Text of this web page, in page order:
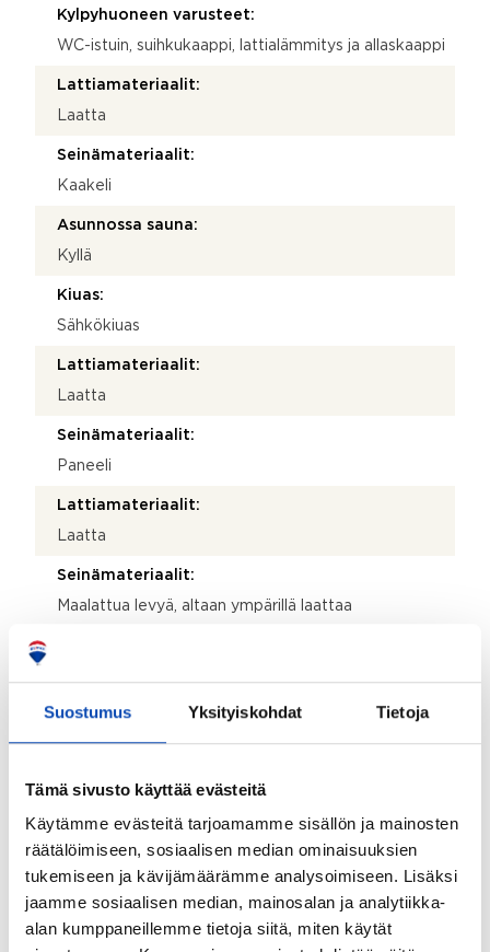
Suostumus Yksityiskohdat Tietoja
Tämä sivusto käyttää evästeitä
Käytämme evästeitä tarjoamamme sisällön ja mainosten
räätälöimiseen, sosiaalisen median ominaisuuksien
tukemiseen ja kävijämäärämme analysoimiseen. Lisäksi
jaamme sosiaalisen median, mainosalan ja analytiikka-
alan kumppaneillemme tietoja siitä, miten käytät
Kylpyhuoneen varusteet:
WC-istuin, suihkukaappi, lattialämmitys ja allaskaappi
Lattiamateriaalit:
Laatta
Seinämateriaalit:
Kaakeli
Asunnossa sauna:
Kyllä
Kiuas:
Sähkökiuas
Lattiamateriaalit:
Laatta
Seinämateriaalit:
Paneeli
Lattiamateriaalit:
Laatta
Seinämateriaalit:
Maalattua levyä, altaan ympärillä laattaa
Kodinhoitohuoneen lisätiedot:
Sisääntulon vieressä ikkunallinen kodinhoitohuone.
Lattiamateriaalit:
Laatta
Seinämateriaalit:
Maali
Varustus: